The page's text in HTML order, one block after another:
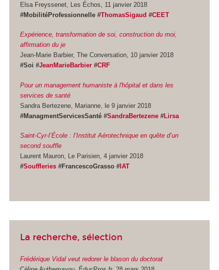
Elsa Freyssenet, Les Échos, 11 janvier 2018
#MobilitéProfessionnelle #ThomasSigaud #CEET
Expérience, transformation de soi, construction du moi,
affirmation du je
Jean-Marie Barbier, The Conversation, 10 janvier 2018
#Soi #JeanMarieBarbier #CRF
Pour un management humaniste à l'hôpital et dans les
services de santé
Sandra Bertezene, Marianne, le 9 janvier 2018
#ManagmentServicesSanté #SandraBertezene # Lirsa
Saint-Cyr-l’École : l’Institut Aérotechnique en quête d’un
second souffle
Laurent Mauron, Le Parisien, 4 janvier 2018
#Souffleries #FrancescoGrasso # IAT
La recherche, sélection
Frédérique Vidal veut redorer le blason du doctorat